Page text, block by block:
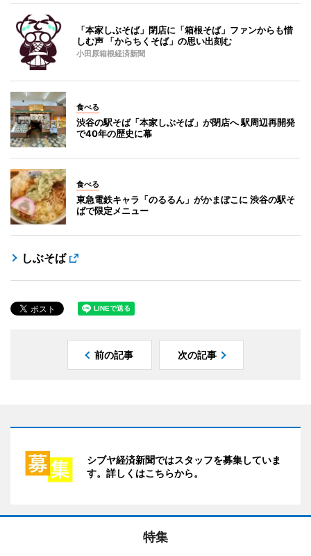
「本家しぶそば」閉店に「箱根そば」ファンからも惜
しむ声 「からちくそば」の思い出刻む
小田原箱根経済新聞
食べる
渋谷の駅そば「本家しぶそば」が閉店へ 駅周辺再開発
で40年の歴史に幕
食べる
東急電鉄キャラ「のるるん」がかまぼこに 渋谷の駅そ
ばで限定メニュー
しぶそば
前の記事 次の記事
シブヤ経済新聞ではスタッフを募集していま
す。詳しくはこちらから。
特集